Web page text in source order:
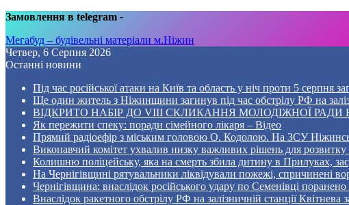
Замовлення в telegram -
Мегабуд – будівельні матеріали м.Ніжин
Четвер, 6 Серпня 2026
Останні новини
Під час російської атаки на Київ та область у ніч проти 5 серпня
Ще один житель з Ніжинщини загинув під час обстрілу РФ на
ВІДКРИТО НАБІР ДО VIII СКЛИКАННЯ МОЛОДІЖНОЇ РАДИ
Як пережити спеку: поради сімейного лікаря – Відео
Прямий радіоефір з міським головою О. Кодолою. На ЗСУ
Виконавчий комітет ухвалив низку важливих рішень для
Колишню поліцейську, яка на смерть збила дитину в Прилуках,
На Чернігівщині рятувальники ліквідували пожежі, спричинені
Чернігівщина: внаслідок російського удару по Семенівці
Внаслідок ракетного обстрілу РФ на залізничній станції